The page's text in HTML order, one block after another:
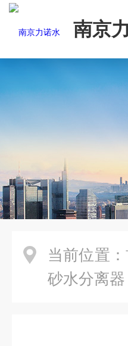
南京
当前位置：
砂水分离器